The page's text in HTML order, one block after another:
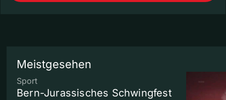
Meistgesehen
Sport
Bern-Jurassisches Schwingfest